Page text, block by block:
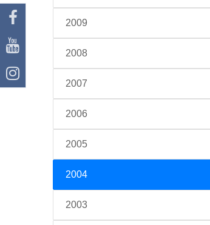
2009
2008
2007
2006
2005
2004
2003